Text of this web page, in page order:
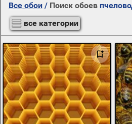
Все обои / Поиск обоев
все категории